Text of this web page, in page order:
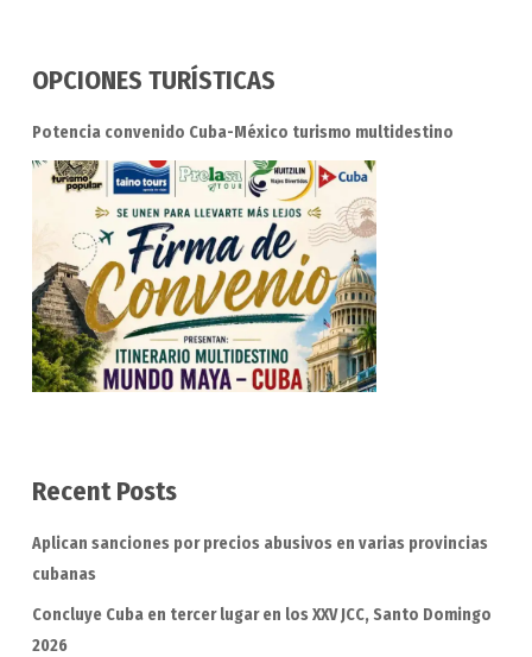
OPCIONES TURÍSTICAS
Potencia convenido Cuba-México turismo multidestino
Recent Posts
Aplican sanciones por precios abusivos en varias provincias
cubanas
Concluye Cuba en tercer lugar en los XXV JCC, Santo Domingo
2026